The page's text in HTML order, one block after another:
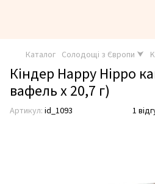
Каталог Солодощі з Європи ⮟
Кіндер Happy Hippo
вафель х 20,7 г)
Артикул: id_1093 1